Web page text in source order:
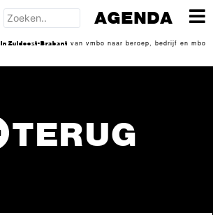
TERUG
AGENDA
In Zuidoost-Brabant van vmbo naar beroep, bedrijf en mbo